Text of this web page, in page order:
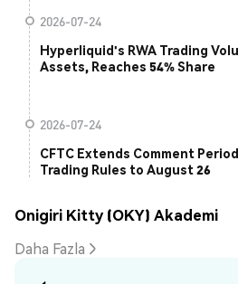
2026-07-24
Hyperliquid's RWA Trading
Assets, Reaches 54% Share
2026-07-24
CFTC Extends Comment
Trading Rules to August 26
Onigiri Kitty (OKY) Akademi
Daha Fazla